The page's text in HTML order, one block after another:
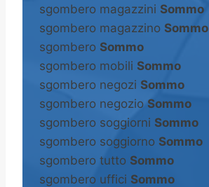
sgombero magazzini Sommo
sgombero magazzino Sommo
sgombero Sommo
sgombero mobili Sommo
sgombero negozi Sommo
sgombero negozio Sommo
sgombero soggiorni Sommo
sgombero soggiorno Sommo
sgombero tutto Sommo
sgombero uffici Sommo